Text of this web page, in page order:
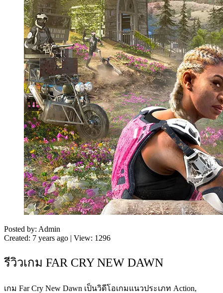
Posted by: Admin
Created: 7 years ago | View: 1296
รีวิวเกม FAR CRY NEW DAWN
เกม Far Cry New Dawn เป็นวิดีโอเกมแนวประเภท Action,